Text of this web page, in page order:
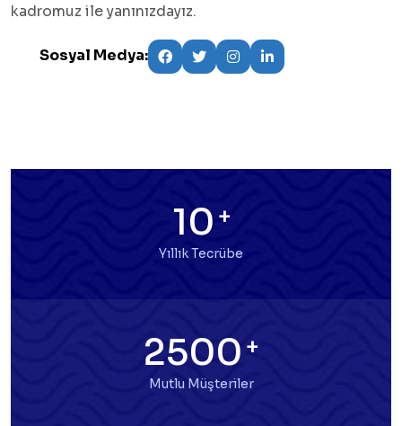
kadromuz ile yanınızdayız.
Sosyal Medya:
10 +
Yıllık Tecrübe
2500 +
Mutlu Müşteriler